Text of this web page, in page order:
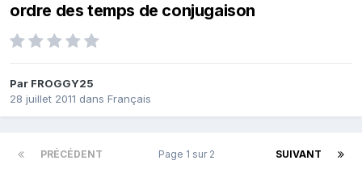
ordre des temps de conjugaison
Par FROGGY25
28 juillet 2011 dans Français
PRÉCÉDENT SUIVANT
Page 1 sur 2